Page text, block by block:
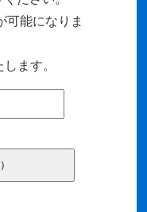
可能になりま
します。